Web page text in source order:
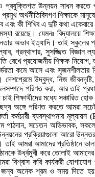
প্রযুক্তিগত উন্নয়ন সাধন করতে
অর্থনীতিবিদগণ শিক্ষাকে
এবং কী শিখিব এ দুটি কথা
যেমনঃ বিদ্যালয়ে
অভাব ইত্যাদি। তাই
গ্রন্থাগার, সুসজ্জিত
রেখে প্রয়োজনীয় শিক্ষক নিয়োগ,
কমে আসে এবং সৃজনশীলতার
দেশপ্রেমে উদ্বুদ্ধ, নিজ
পরিণত করা, আর তাই
মধ্যে সঞ্চারিত
অঙ্গে পরিণত করতে আমরা
কর্মচারী ব্যবস্থাপনার
পাঠদান, সচেতন অভিভাবক,
প্রক্রিয়াগুলো আরো
আমরা আমাদের প্রতিষ্ঠানে ভাল
উর্ধ্বমুখী করে তোলাই
বিশ্বাস করি কার্যকরী
জন্য অনেক শ্রম ও সময় দিতে